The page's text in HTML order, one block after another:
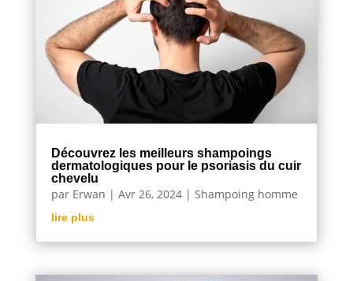
Découvrez les meilleurs shampoings
dermatologiques pour le psoriasis du cuir
chevelu
par Erwan | Avr 26, 2024| Shampoing homme
lire plus